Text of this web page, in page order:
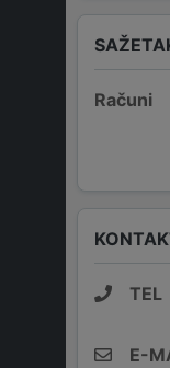
Računi
TEL
E-